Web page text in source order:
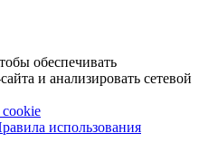
обеспечивать
и анализировать сетевой
использования